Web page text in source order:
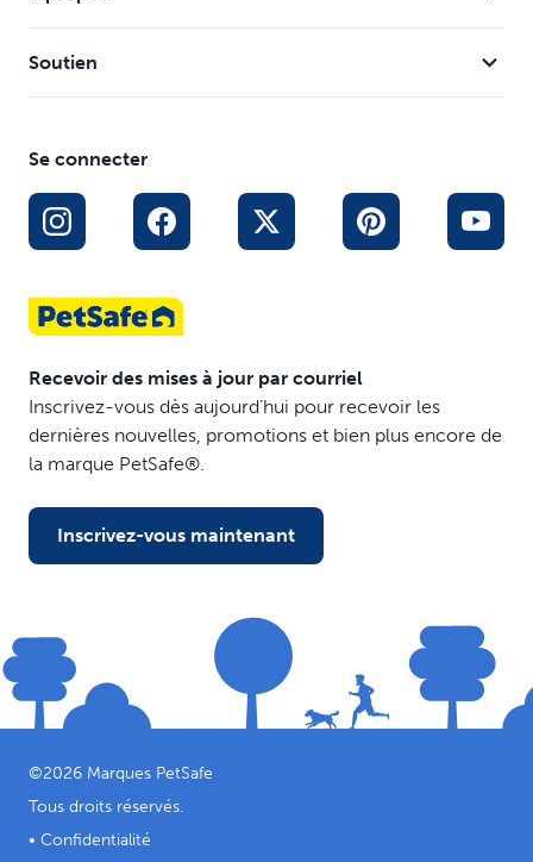
Fonction d’économie de piles : le jouet s’éteint
automatiquement après 15 minutes de jeu afin de
Soutien
Se connecter
Recevoir des mises à jour par courriel
Inscrivez-vous dès aujourd’hui pour recevoir les
dernières nouvelles, promotions et bien plus encore de
la marque PetSafe®.
Inscrivez-vous maintenant
©2026 Marques PetSafe
Tous droits réservés.
• Confidentialité